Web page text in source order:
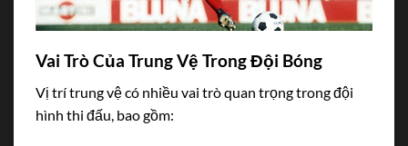
Vai Trò Của Trung Vệ Trong Đội Bóng
Vị trí trung vệ có nhiều vai trò quan trọng trong đội
hình thi đấu, bao gồm: